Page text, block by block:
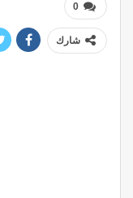
0
شارك